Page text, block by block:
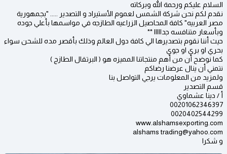
السلام عليكم ورحمة الله وبركاته
نقدم لكم نحن شركة الشمس لعموم الأستيراد و التصدير ..... "بجمهورية
مصر العربيه" كافة المحاصيل الزراعيه الطازجه في مواسمها بأعلي جوده
وبأسعار متنافسه جدااااا **
حيث أننا نقوم بتصديرها الي كافة دول العالم وذلك بأقصر مده للشحن سواء
بحري او بري او جوي
كما نوضح أن من أهم منتجاتنا المميزه هو ( البرتقال الطازج )
نتمني أن ينال عرضنا رضاكم
ولمزيد من المعلومات يرجي التواصل بنا
قسم التصدير
أ / دينا عشماوي
00201062346397
0020402544299
www.alshamsexporting.com
alshams trading@yahoo.com
و شكرا